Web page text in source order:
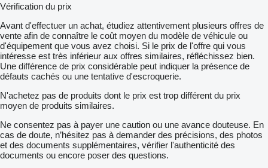
Vérification du prix
Avant d'effectuer un achat, étudiez attentivement plusieurs offres de
vente afin de connaître le coût moyen du modèle de véhicule ou
d'équipement que vous avez choisi. Si le prix de l'offre qui vous
intéresse est très inférieur aux offres similaires, réfléchissez bien.
Une différence de prix considérable peut indiquer la présence de
défauts cachés ou une tentative d'escroquerie.
N'achetez pas de produits dont le prix est trop différent du prix
moyen de produits similaires.
Ne consentez pas à payer une caution ou une avance douteuse. En
cas de doute, n’hésitez pas à demander des précisions, des photos
et des documents supplémentaires, vérifier l'authenticité des
documents ou encore poser des questions.